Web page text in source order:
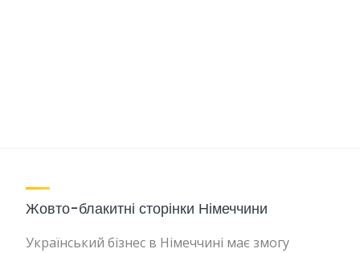
Жовто-блакитні сторінки Німеччини
Український бізнес в Німеччині має змогу